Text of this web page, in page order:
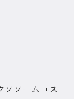
ソソームコス